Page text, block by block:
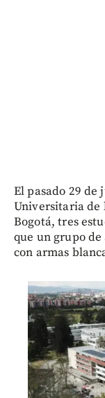
El pasado 29 de
Universitaria de
Bogotá, tres
que un grupo
con armas